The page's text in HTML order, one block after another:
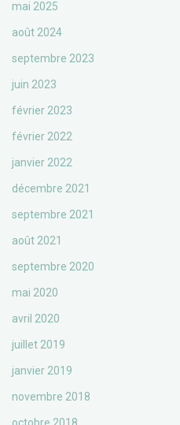
mai 2025
août 2024
septembre 2023
juin 2023
février 2023
février 2022
janvier 2022
décembre 2021
septembre 2021
août 2021
septembre 2020
mai 2020
avril 2020
juillet 2019
janvier 2019
novembre 2018